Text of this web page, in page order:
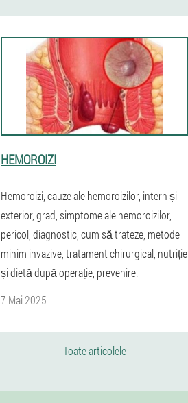
HEMOROIZI
Hemoroizi, cauze ale hemoroizilor, intern și
exterior, grad, simptome ale hemoroizilor,
pericol, diagnostic, cum să trateze, metode
minim invazive, tratament chirurgical, nutriție
și dietă după operație, prevenire.
7 Mai 2025
Toate articolele